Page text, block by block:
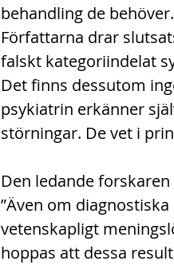
behandling de behöver.
Författarna drar
falskt kategoriindelat
Det finns dessutom
psykiatrin erkänner
störningar. De vet i
Den ledande
”Även om
vetenskapligt
hoppas att dessa